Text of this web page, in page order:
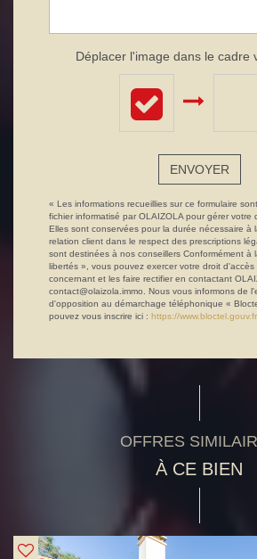
Déplacer l'image dans le cadre
ENVOYER
« Les informations recueillies sur ce formulaire
fichier informatisé par OLAIZOLA pour gérer votre
Elles sont conservées pour la durée nécessaire à
relation client dans le respect des prescriptions
sont destinées à nos conseillers Conformément à
libertés », vous pouvez exercer votre droit
concernant et les faire rectifier en contactant
contact@olaizola.immo. Nous vous informons de
d'opposition au démarchage téléphonique «
pouvez vous inscrire ici : https://
OFFRES
À CE BIEN